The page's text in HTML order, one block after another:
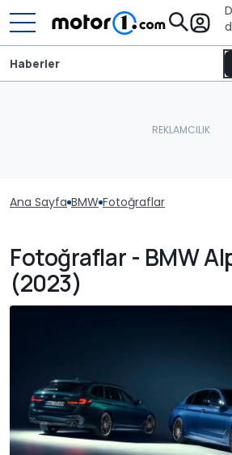
Haberler
Ana Sayfa BMW Fotoğraflar
Fotoğraflar - BMW
(2023)